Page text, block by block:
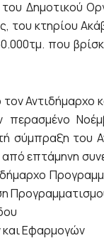
Δημοτικού
κτηρίου
που
τον
του
επτάμηνη
και Εφαρμογών